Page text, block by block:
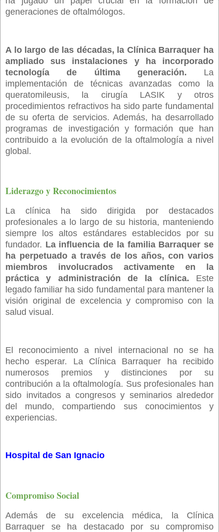
generaciones de oftalmólogos.
A lo largo de las décadas, la Clínica Barraquer ha
ampliado sus instalaciones y ha incorporado
tecnología de última generación. La
implementación de técnicas avanzadas como la
queratomileusis, la cirugía LASIK y otros
procedimientos refractivos ha sido parte fundamental
de su oferta de servicios. Además, ha desarrollado
programas de investigación y formación que han
contribuido a la evolución de la oftalmología a nivel
global.
Liderazgo y Reconocimientos
La clínica ha sido dirigida por destacados
profesionales a lo largo de su historia, manteniendo
siempre los altos estándares establecidos por su
fundador. La influencia de la familia Barraquer se
ha perpetuado a través de los años, con varios
miembros involucrados activamente en la
práctica y administración de la clínica. Este
legado familiar ha sido fundamental para mantener la
visión original de excelencia y compromiso con la
salud visual.
El reconocimiento a nivel internacional no se ha
hecho esperar. La Clínica Barraquer ha recibido
numerosos premios y distinciones por su
contribución a la oftalmología. Sus profesionales han
sido invitados a congresos y seminarios alrededor
del mundo, compartiendo sus conocimientos y
experiencias.
Hospital de San Ignacio
Compromiso Social
Además de su excelencia médica, la Clínica
Barraquer se ha destacado por su compromiso